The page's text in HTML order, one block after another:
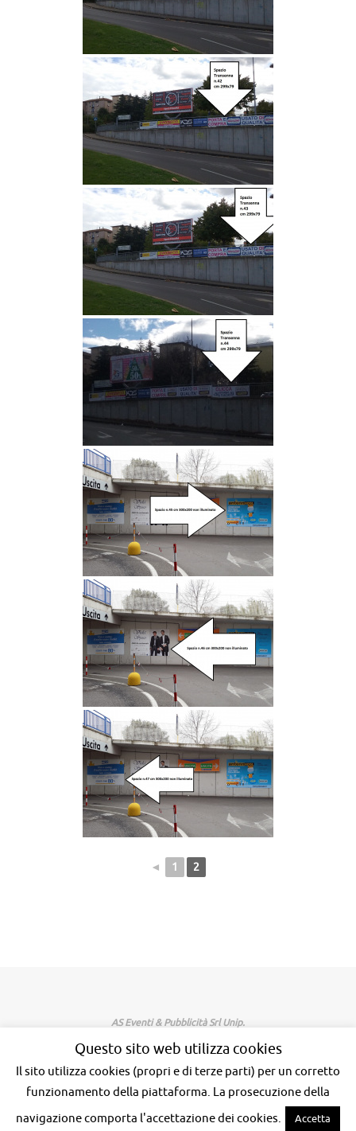
◄ 1 2
AS Eventi & Pubblicità Srl Unip.
Sede operativa: Via Fontecedro, 2 - Viterbo
Tel.0761 354271 - Mob. 393 1248223
P.iva/C.F. 02129680563
Questo sito web utilizza cookies
Il sito utilizza cookies (propri e di terze parti) per un corretto
funzionamento della piattaforma. La prosecuzione della
navigazione comporta l'accettazione dei cookies.
Accetta